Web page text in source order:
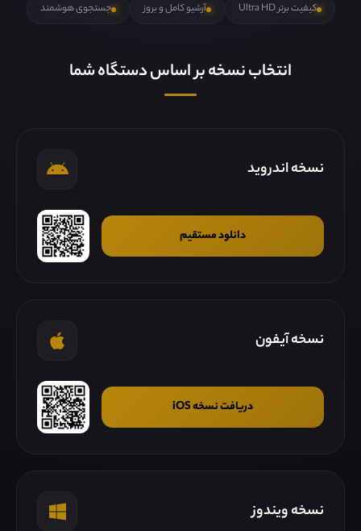
کیفیت برتر Ultra HD آرشیو کامل و بروز جستجوی هوشمند
انتخاب نسخه بر اساس دستگاه شما
نسخه اندروید
دانلود مستقیم
نسخه آیفون
دریافت نسخه iOS
نسخه ویندوز